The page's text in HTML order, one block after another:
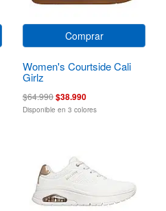
Comprar
Women's Courtside Cali
Girlz
$64.990$38.990
Disponible en 3 colores